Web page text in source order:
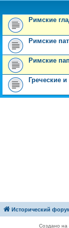
Римские
Римские
Римские
Греческие
Исторический
Создано на